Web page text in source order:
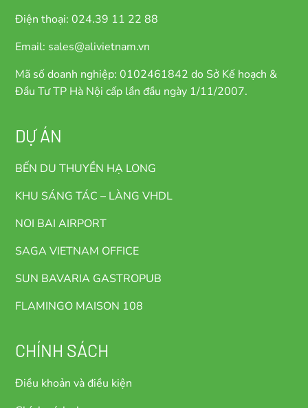
Điện thoại: 024.39 11 22 88
Email: sales@alivietnam.vn
Mã số doanh nghiệp: 0102461842 do Sở Kế hoạch &
Đầu Tư TP Hà Nội cấp lần đầu ngày 1/11/2007.
DỰ ÁN
BẾN DU THUYỀN HẠ LONG
KHU SÁNG TÁC – LÀNG VHDL
NOI BAI AIRPORT
SAGA VIETNAM OFFICE
SUN BAVARIA GASTROPUB
FLAMINGO MAISON 108
CHÍNH SÁCH
Điều khoản và điều kiện